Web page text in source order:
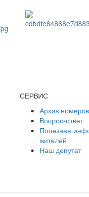
СЕРВИС
Архив
Вопрос-ответ
Полезная
жителей
Наш депутат